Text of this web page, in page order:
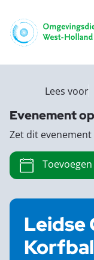
Leidse
Lees voor
Evenement
Zet dit evenement